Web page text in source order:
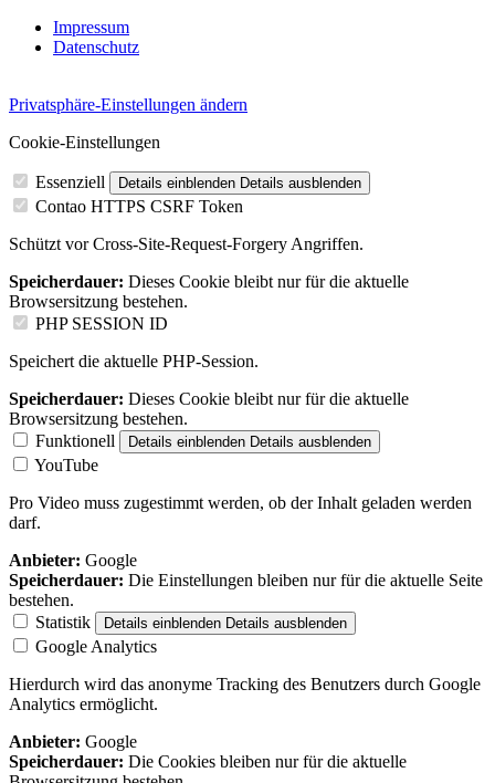
Impressum
Datenschutz
Privatsphäre-Einstellungen ändern
Cookie-Einstellungen
Essenziell Details einblenden Details ausblenden
Contao HTTPS CSRF Token
Schützt vor Cross-Site-Request-Forgery Angriffen.
Speicherdauer: Dieses Cookie bleibt nur für die aktuelle
Browsersitzung bestehen.
PHP SESSION ID
Speichert die aktuelle PHP-Session.
Speicherdauer: Dieses Cookie bleibt nur für die aktuelle
Browsersitzung bestehen.
Funktionell
Details einblenden Details ausblenden
YouTube
Pro Video muss zugestimmt werden, ob der Inhalt geladen werden
darf.
Anbieter: Google
Speicherdauer: Die Einstellungen bleiben nur für die aktuelle Seite
bestehen.
Statistik
Details einblenden Details ausblenden
Google Analytics
Hierdurch wird das anonyme Tracking des Benutzers durch Google
Analytics ermöglicht.
Anbieter: Google
Speicherdauer: Die Cookies bleiben nur für die aktuelle